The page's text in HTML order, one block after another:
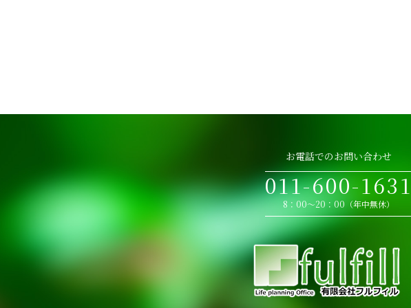
お電話でのお問い合わせ
011-600-1631
8：00～20：00（年中無休）